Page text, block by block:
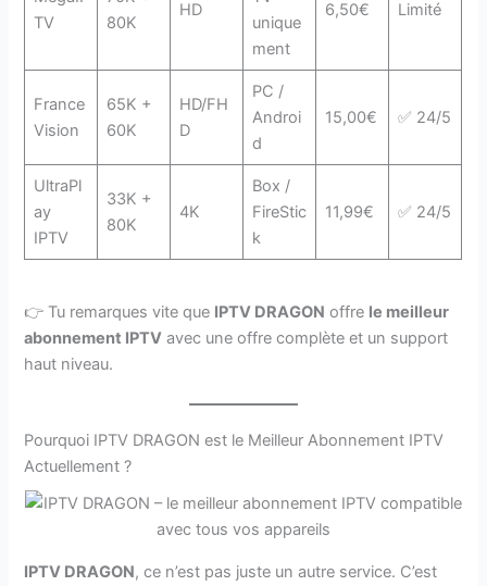
TV
80K
HD
unique
ment
6,50€ Limité
France
Vision
65K +
60K
HD/FH
D
PC /
Androi
d
15,00€ ✅ 24/5
UltraPl
ay
IPTV
33K +
80K
4K
Box /
FireStic
k
11,99€ ✅ 24/5
👉 Tu remarques vite que IPTV DRAGON offre le meilleur
abonnement IPTV avec une offre complète et un support
haut niveau.
Pourquoi IPTV DRAGON est le Meilleur Abonnement IPTV
Actuellement ?
IPTV DRAGON, ce n’est pas juste un autre service. C’est